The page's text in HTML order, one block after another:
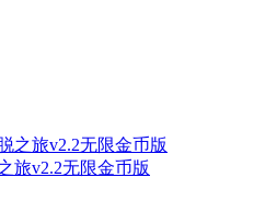
旅v2.2无限金币版